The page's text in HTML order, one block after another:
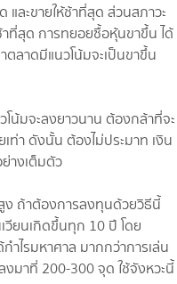
และขายให้ช้าที่สุด ส่วนสภาวะ
าที่สุด การทยอยซื้อหุ้นขาขึ้น ได้
ลาดมีแนวโน้มจะเป็นขาขึ้น
น้มจะลงยาวนาน ต้องกล้าที่จะ
ท่า ดังนั้น ต้องไม่ประมาท เงิน
างเต็มตัว
ถ้าต้องการลงทุนด้วยวิธีนี้
วียนเกิดขึ้นทุก 10 ปี โดย
ำไรมหาศาล มากกว่าการเล่น
งมาที่ 200-300 จุด ใช้จังหวะนี้